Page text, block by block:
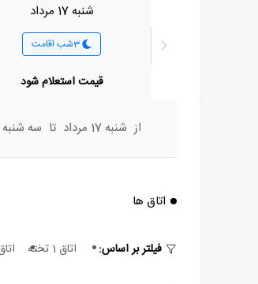
شنبه 17 مرداد
3شب اقامت
قیمت استعلام شود
از شنبه 17 مرداد تا سه شنبه 20 مرداد
اتاق ها
فیلتر بر اساس: اتاق 1 تخته اتاق 2